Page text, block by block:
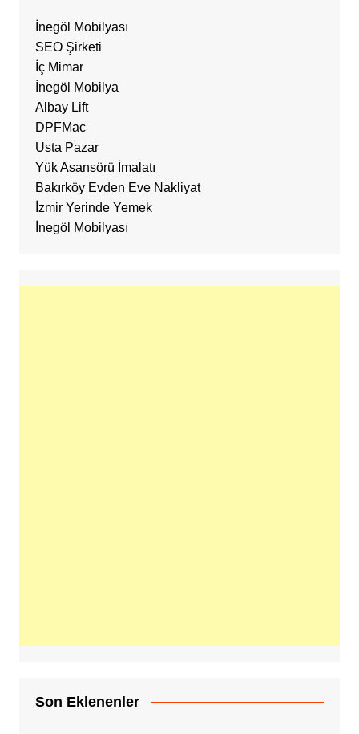
İnegöl Mobilyası
SEO Şirketi
İç Mimar
İnegöl Mobilya
Albay Lift
DPFMac
Usta Pazar
Yük Asansörü İmalatı
Bakırköy Evden Eve Nakliyat
İzmir Yerinde Yemek
İnegöl Mobilyası
Son Eklenenler